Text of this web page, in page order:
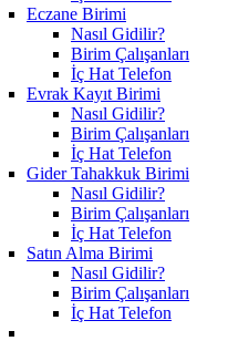
Eczane Birimi
Nasıl Gidilir?
Birim Çalışanları
İç Hat Telefon
Evrak Kayıt Birimi
Nasıl Gidilir?
Birim Çalışanları
İç Hat Telefon
Gider Tahakkuk Birimi
Nasıl Gidilir?
Birim Çalışanları
İç Hat Telefon
Satın Alma Birimi
Nasıl Gidilir?
Birim Çalışanları
İç Hat Telefon